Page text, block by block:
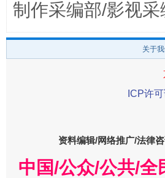
制作采编部/影视
关于
ICP许
资料编辑/网络推广/法律咨
中国/公众/公共/全